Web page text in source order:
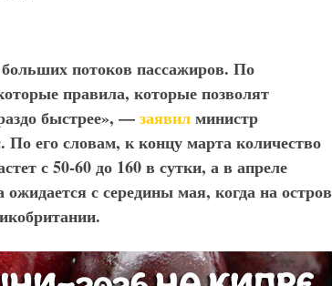
потоков пассажиров. По
правила, которые позволят
быстрее», —заявилминистр
его словам, к концу марта количество
с 50-60 до 160 в сутки, а в апреле
с середины мая, когда на остров